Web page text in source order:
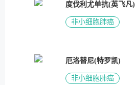
度伐利尤单抗(英飞凡)
非小细胞肺癌
厄洛替尼(特罗凯)
非小细胞肺癌